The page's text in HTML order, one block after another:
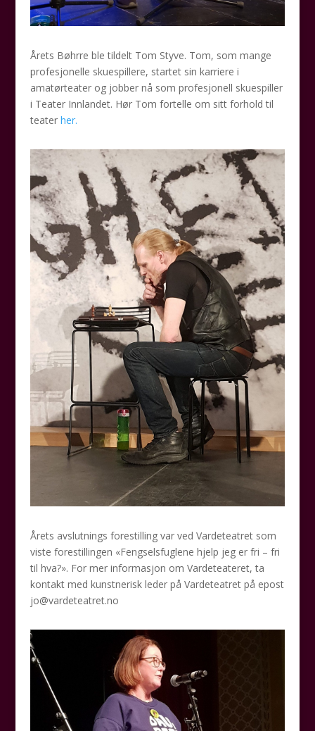
Årets Bøhrre ble tildelt Tom Styve. Tom, som mange
profesjonelle skuespillere, startet sin karriere i
amatørteater og jobber nå som profesjonell skuespiller
i Teater Innlandet. Hør Tom fortelle om sitt forhold til
teaterher.
Årets avslutnings forestilling var ved Vardeteatret som
viste forestillingen «Fengselsfuglene hjelp jeg er fri – fri
til hva?». For mer informasjon om Vardeteateret, ta
kontakt med kunstnerisk leder på Vardeteatret på epost
jo@vardeteatret.no